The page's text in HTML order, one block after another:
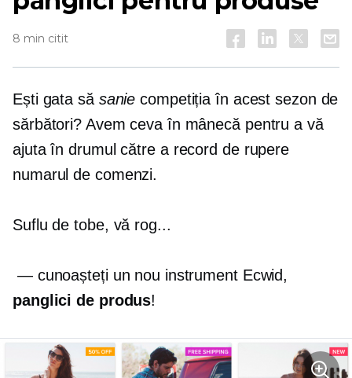
8 min citit
Ești gata să sanie competiția în acest sezon de
sărbători? Avem ceva în mânecă pentru a vă
ajuta în drumul către a record de rupere
numarul de comenzi.
Suflu de tobe, vă rog...
— cunoașteți un nou instrument Ecwid,
panglici de produs!